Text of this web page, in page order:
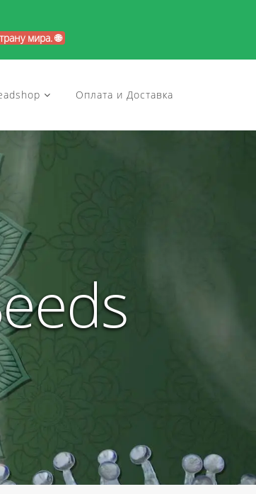
мира. 🌐
Оплата и Доставка